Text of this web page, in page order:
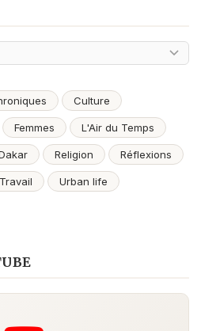
Culture
Femmes L'Air du Temps
Religion Réflexions
Travail Urban life